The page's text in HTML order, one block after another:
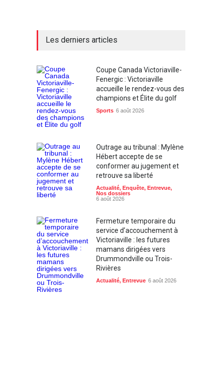
Les derniers articles
Coupe Canada Victoriaville-
Fenergic : Victoriaville
accueille le rendez-vous des
champions et Élite du golf
Sports 6 août 2026
Outrage au tribunal : Mylène
Hébert accepte de se
conformer au jugement et
retrouve sa liberté
Actualité, Enquête, Entrevue,
Nos dossiers
6 août 2026
Fermeture temporaire du
service d’accouchement à
Victoriaville : les futures
mamans dirigées vers
Drummondville ou Trois-
Rivières
Actualité, Entrevue 6 août 2026